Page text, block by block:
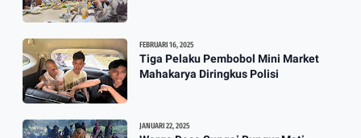
FEBRUARI 16, 2025
Tiga Pelaku Pembobol Mini Market
Mahakarya Diringkus Polisi
JANUARI 22, 2025